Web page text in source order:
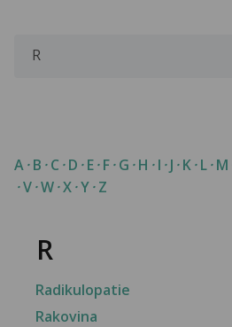
A B C D E F G H I J K L M
V W X Y Z
R
Radikulopatie
Rakovina